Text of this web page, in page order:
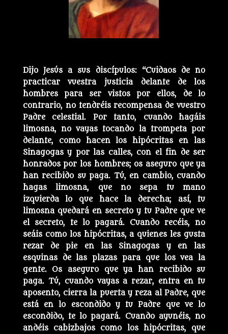
Dijo Jesús a sus discípulos: “Cuidaos de no
practicar vuestra justicia delante de los
hombres para ser vistos por ellos, de lo
contrario, no tendréis recompensa de vuestro
Padre celestial. Por tanto, cuando hagáis
limosna, no vayas tocando la trompeta por
delante, como hacen los hipócritas en las
Sinagogas y por las calles, con el fin de ser
honrados por los hombres; os aseguro que ya
han recibido su paga. Tú, en cambio, cuando
hagas limosna, que no sepa tu mano
izquierda lo que hace la derecha; así, tu
limosna quedará en secreto y tu Padre que ve
el secreto, te lo pagará. Cuando recéis, no
seáis como los hipócritas, a quienes les gusta
rezar de pie en las Sinagogas y en las
esquinas de las plazas para que los vea la
gente. Os aseguro que ya han recibido su
paga. Tú, cuando vayas a rezar, entra en tu
aposento, cierra la puerta y reza al Padre, que
está en lo escondido y tu Padre que ve lo
escondido, te lo pagará. Cuando ayunéis, no
andéis cabizbajos como los hipócritas, que